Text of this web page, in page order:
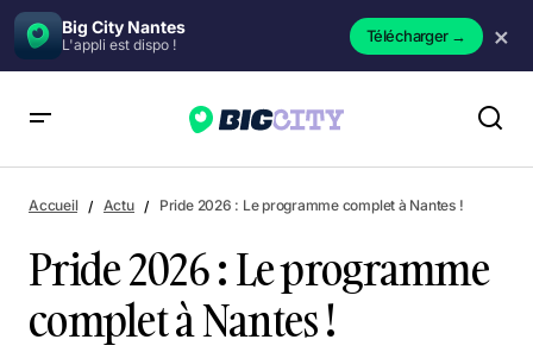
Big City Nantes
L'appli est dispo ! Télécharger→ ×
Accueil Actu Pride 2026 : Le programme complet à Nantes !
Pride 2026 : Le programme
complet à Nantes !